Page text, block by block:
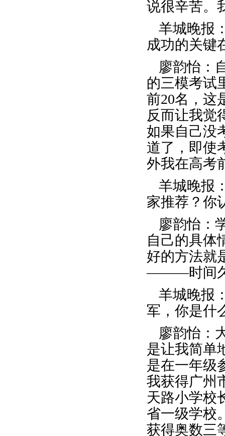
说很辛苦。
羊城晚报
成功的关键
廖韵怡：
的三模考试
前20名，这
反而让我觉
如果自己没
道了，即使
外我在高考
羊城晚报
家推荐？你
廖韵怡：
自己的具体
好的方法就
———时间久
羊城晚报
军，你是什
廖韵怡：
是让我简单
是在一年级
我获得广州
天路小学校
省一级学校
获得奥数三